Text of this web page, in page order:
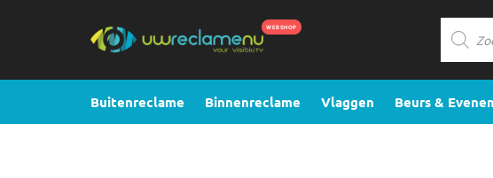
zoeken
Buitenreclame Binnenreclame Vlaggen Beurs &